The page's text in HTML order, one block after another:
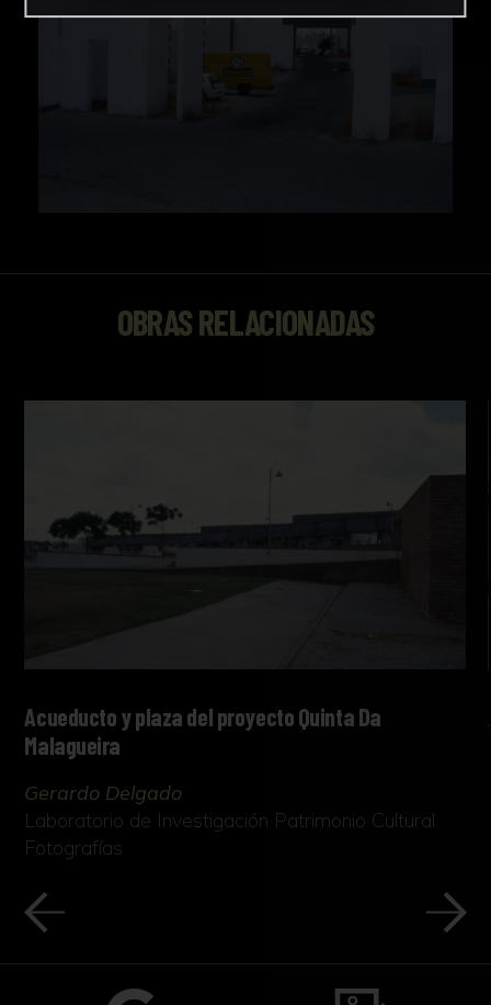
OBRAS RELACIONADAS
Acueducto y plaza del proyecto Quinta Da
Malagueira
Gerardo Delgado
Laboratorio de Investigación Patrimonio Cultural
Fotografías